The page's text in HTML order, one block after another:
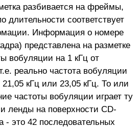
разбивается на фреймы,
длительности соответствует
Информация о номере
представлена на разметке
вобуляции на 1 кГц от
реально частота вобуляции
кГц или 23,05 кГц. То или
частоты вобуляции играет ту
ленды на поверхности CD-
это 42 последовательных